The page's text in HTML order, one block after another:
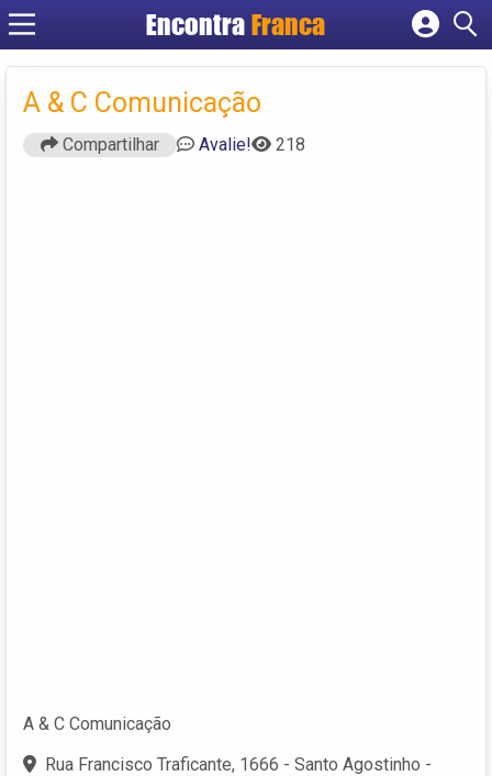
Encontra Franca
Cadastrar empresa
Fazer login
Criar conta
A & C Comunicação
Compartilhar Avalie! 218
A & C Comunicação
Rua Francisco Traficante, 1666 - Santo Agostinho -